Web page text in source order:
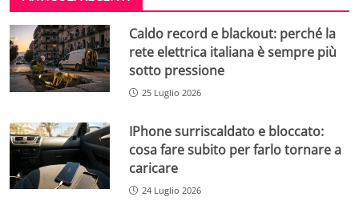
Caldo record e blackout: perché la
rete elettrica italiana è sempre più
sotto pressione
25 Luglio 2026
IPhone surriscaldato e bloccato:
cosa fare subito per farlo tornare a
caricare
24 Luglio 2026